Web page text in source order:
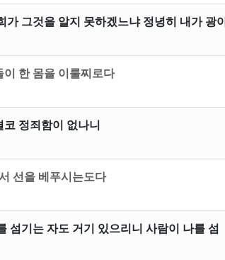
그것을 알지 못하겠느냐 정녕히 내가 광
한 몸을 이룰찌로다
정죄함이 없나니
선을 베푸시는도다
섬기는 자도 거기 있으리니 사람이 나를 섬